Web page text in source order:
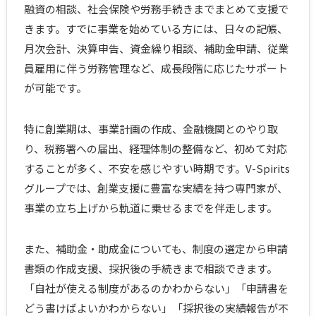
融資の相談、社会保険や労務手続きまでまとめて支援で
きます。すでに事業を始めている方には、日々の記帳、
月次会計、決算申告、資金繰り相談、補助金申請、従業
員雇用に伴う労務管理など、成長段階に応じたサポート
が可能です。
特に創業期は、事業計画の作成、金融機関とのやり取
り、税務署への届出、経理体制の整備など、初めて対応
することが多く、不安を感じやすい時期です。V-Spirits
グループでは、創業支援に豊富な実績を持つ専門家が、
事業の立ち上げから軌道に乗せるまでを伴走します。
また、補助金・助成金についても、制度の選定から申請
書類の作成支援、採択後の手続きまで相談できます。
「自社が使える制度があるのかわからない」「申請書を
どう書けばよいかわからない」「採択後の実績報告が不